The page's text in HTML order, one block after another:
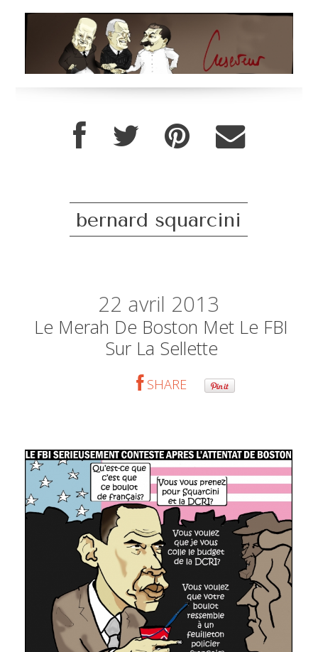
bernard squarcini
22 avril 2013
Le Merah De Boston Met Le FBI
Sur La Sellette
SHARE